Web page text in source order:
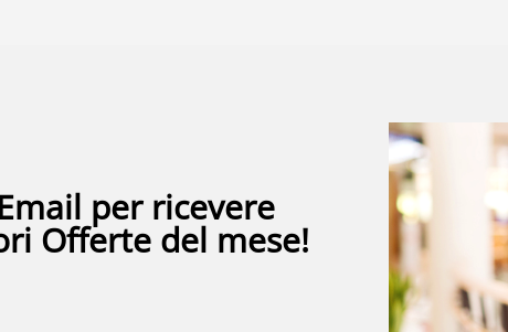
per ricevere
Offerte del mese!